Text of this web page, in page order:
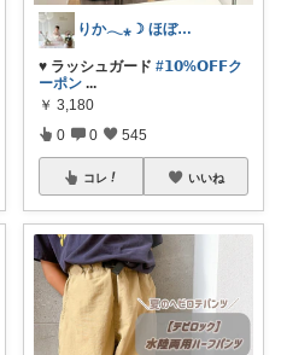
りか𓂃⁎☽ ほぼオリ写
♥ ラッシュガード #𝟭𝟬%𝗢𝗙𝗙ク
ーポン ...
￥ 3,180
0 0 545
コレ いいね